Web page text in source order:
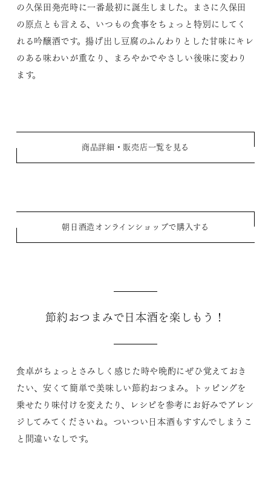
の久保田発売時に一番最初に誕生しました。まさに久保田
の原点とも言える、いつもの食事をちょっと特別にしてく
れる吟醸酒です。揚げ出し豆腐のふんわりとした甘味にキレ
のある味わいが重なり、まろやかでやさしい後味に変わり
ます。
商品詳細・販売店一覧を見る
朝日酒造オンラインショップで購入する
節約おつまみで日本酒を楽しもう！
食卓がちょっとさみしく感じた時や晩酌にぜひ覚えておき
たい、安くて簡単で美味しい節約おつまみ。トッピングを
乗せたり味付けを変えたり、レシピを参考にお好みでアレン
ジしてみてくださいね。ついつい日本酒もすすんでしまうこ
と間違いなしです。